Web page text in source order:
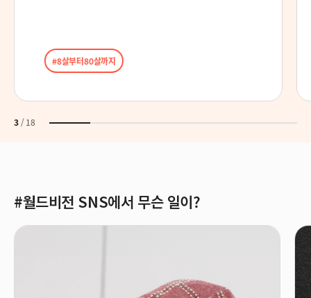
#3살아들 #새로운육아
4/18
#월드비전 SNS에서 무슨 일이?